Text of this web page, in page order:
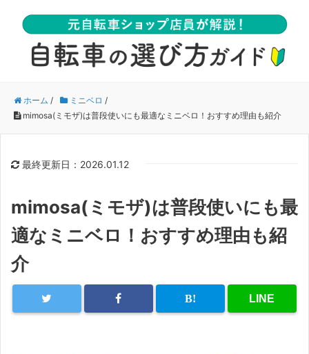
ホーム / ミニベロ /
mimosa(ミモザ)は普段使いにも最適なミニベロ！おすすめ理由も紹介
最終更新日：2026.01.12
mimosa(ミモザ)は普段使いにも最
適なミニベロ！おすすめ理由も紹
介